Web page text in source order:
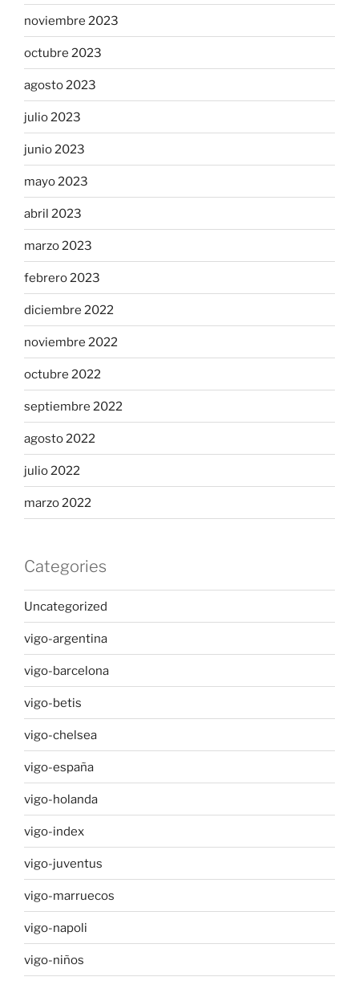
noviembre 2023
octubre 2023
agosto 2023
julio 2023
junio 2023
mayo 2023
abril 2023
marzo 2023
febrero 2023
diciembre 2022
noviembre 2022
octubre 2022
septiembre 2022
agosto 2022
julio 2022
marzo 2022
Categories
Uncategorized
vigo-argentina
vigo-barcelona
vigo-betis
vigo-chelsea
vigo-españa
vigo-holanda
vigo-index
vigo-juventus
vigo-marruecos
vigo-napoli
vigo-niños